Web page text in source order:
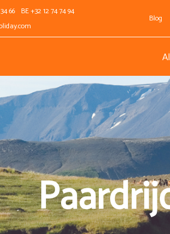
66
BE +32 12 74 74 94
Blog